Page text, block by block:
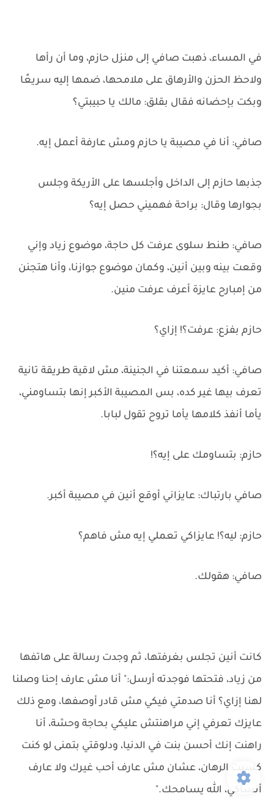
في المساء، ذهبت صافي إلى منزل حازم، وما أن رأها
ولاحظ الحزن والأرهاق على ملامحها، ضمها إليه سريعًا
وبكت بإحضانه فقال بقلق: مالك يا حبيبتي؟
صافي: أنا في مصيبة يا حازم ومش عارفة أعمل إيه.
جذبها حازم إلى الداخل وأجلسها على الأريكة وجلس
بجوارها وقال: براحة فهميني حصل إيه؟
صافي: طنط سلوى عرفت كل حاجة، موضوع زياد وإني
وقعت بينه وبين أنين، وكمان موضوع جوازنا، وأنا هتجنن
من إمبارح عايزة أعرف عرفت منين.
حازم بفزع: عرفت؟! إزاي؟
صافي: أكيد سمعتنا في الجنينة، مش لاقية طريقة تانية
تعرف بيها غير كده، بس المصيبة الأكبر إنها بتساومني،
يأما أنفذ كلامها يأما تروح تقول لبابا.
حازم: بتساومك على إيه؟!
صافي بارتباك: عايزاني أوقع أنين في مصيبة أكبر.
حازم: ليه؟! عايزاكي تعملي إيه مش فاهم؟
صافي: هقولك.
كانت أنين تجلس بغرفتها، ثم وجدت رسالة على هاتفها
من زياد، فتحتها فوجدته أرسل:" أنا مش عارف إحنا وصلنا
لهنا إزاي؟ أنا صدمتي فيكي مش قادر أوصفها، ومع ذلك
عايزك تعرفي إني مراهنتش عليكي بحاجة وحشة، أنا
راهنت إنك أحسن بنت في الدنيا، ودلوقتي بتمنى لو كنت
كسبت الرهان، عشان مش عارف أحب غيرك ولا عارف
أنساكي، الله يسامحك."